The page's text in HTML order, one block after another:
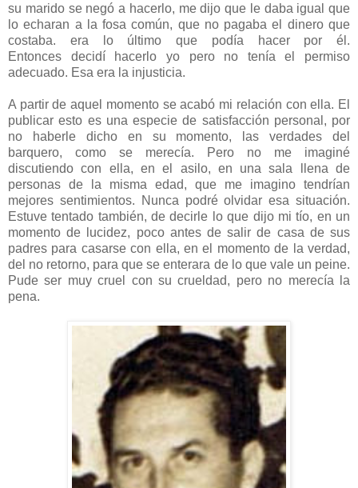
su marido se negó a hacerlo, me dijo que le daba igual que
lo echaran a la fosa común, que no pagaba el dinero que
costaba. era lo último que podía hacer por él.
Entonces decidí hacerlo yo pero no tenía el permiso
adecuado. Esa era la injusticia.
A partir de aquel momento se acabó mi relación con ella. El
publicar esto es una especie de satisfacción personal, por
no haberle dicho en su momento, las verdades del
barquero, como se merecía. Pero no me imaginé
discutiendo con ella, en el asilo, en una sala llena de
personas de la misma edad, que me imagino tendrían
mejores sentimientos. Nunca podré olvidar esa situación.
Estuve tentado también, de decirle lo que dijo mi tío, en un
momento de lucidez, poco antes de salir de casa de sus
padres para casarse con ella, en el momento de la verdad,
del no retorno, para que se enterara de lo que vale un peine.
Pude ser muy cruel con su crueldad, pero no merecía la
pena.